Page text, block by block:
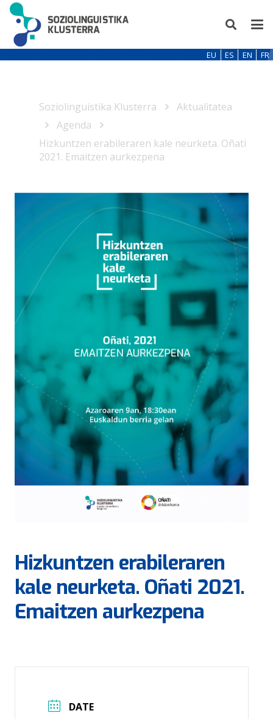
EU ES EN FR
Soziolinguistika Klusterra
Aktualitatea
Agenda
Hizkuntzen erabileraren kale neurketa. Oñati
2021. Emaitzen aurkezpena
Hizkuntzen erabileraren
kale neurketa. Oñati 2021.
Emaitzen aurkezpena
DATE